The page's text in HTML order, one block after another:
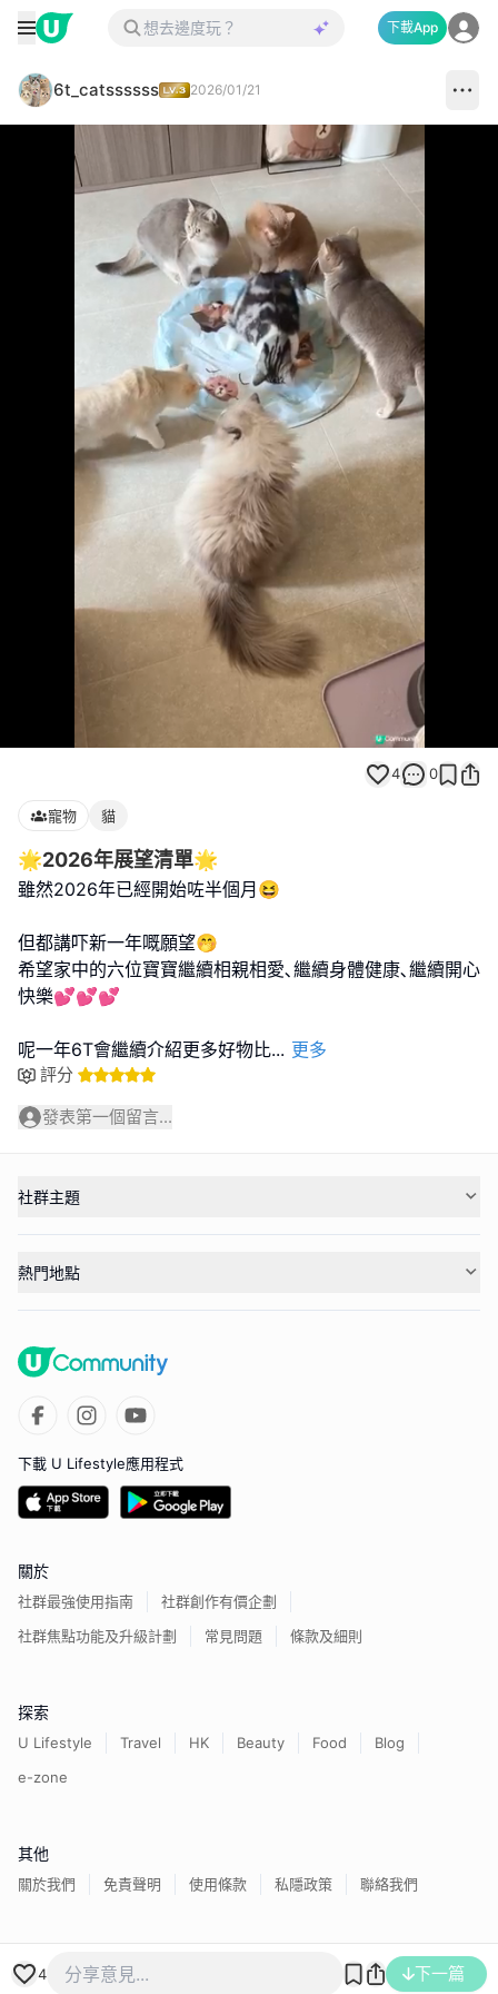
下載App
6t_catssssss 2026/01/21
100.00%
4 0
寵物 貓
🌟2026年展望清單🌟
雖然2026年已經開始咗半個月😆
但都講吓新一年嘅願望🤭
希望家中的六位寶寶繼續相親相愛､繼續身體健康､繼續開心
快樂💕💕💕
呢一年6T會繼續介紹更多好物比... 更多
評分
發表第一個留言...
4 下一篇
社群主題
熱門地點
下載 U Lifestyle應用程式
關於
社群最強使用指南
社群創作有價企劃
社群焦點功能及升級計劃
常見問題 條款及細則
探索
U Lifestyle Travel HK Beauty Food
Blog
e-zone
其他
關於我們 免責聲明 使用條款 私隱政策 聯絡我們
香港經濟日報版權所有©